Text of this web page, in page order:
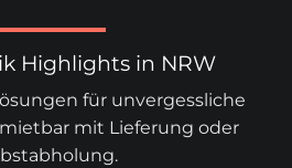
Highlights in NRW
für unvergessliche
mit Lieferung oder